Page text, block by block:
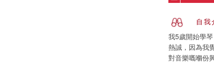
自我
我5歲開始學
熱誠，因為我
對音樂嘅嗰份